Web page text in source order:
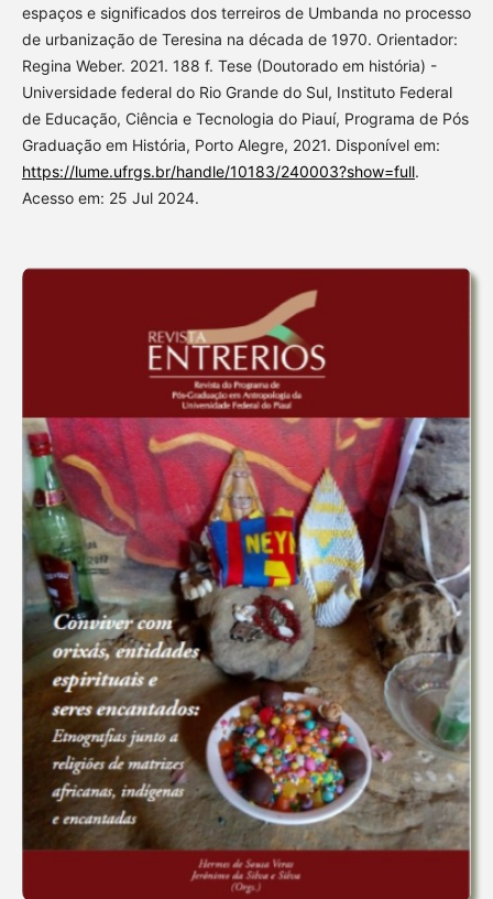
espaços e significados dos terreiros de Umbanda no processo
de urbanização de Teresina na década de 1970. Orientador:
Regina Weber. 2021. 188 f. Tese (Doutorado em história) -
Universidade federal do Rio Grande do Sul, Instituto Federal
de Educação, Ciência e Tecnologia do Piauí, Programa de Pós
Graduação em História, Porto Alegre, 2021. Disponível em:
https://lume.ufrgs.br/handle/10183/240003?show=full.
Acesso em: 25 Jul 2024.